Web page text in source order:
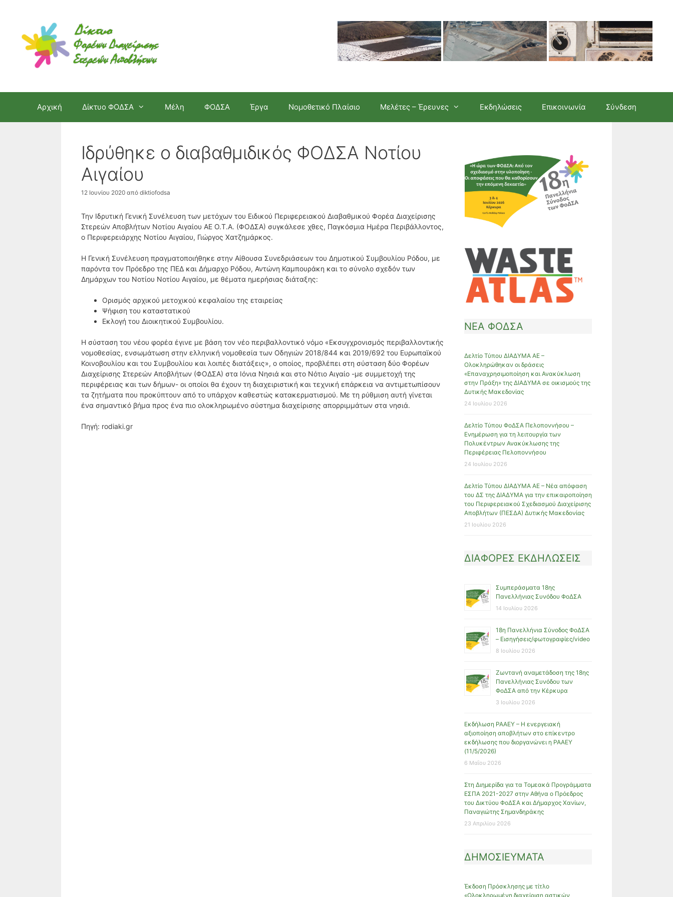
περιεχόμενο
Αρχική Δίκτυο ΦΟΔΣΑ Μέλη ΦΟΔΣΑ Έργα Νομοθετικό Πλαίσιο Μελέτες – Έρευνες Εκδηλώσεις Επικοινωνία Σύνδεση
Ιδρύθηκε ο διαβαθμιδικός ΦΟΔΣΑ Νοτίου
Αιγαίου
12 Ιουνίου 2020 από diktiofodsa
Την Ιδρυτική Γενική Συνέλευση των μετόχων του Ειδικού Περιφερειακού Διαβαθμικού Φορέα Διαχείρισης
Στερεών Αποβλήτων Νοτίου Αιγαίου ΑΕ Ο.Τ.Α. (ΦΟΔΣΑ) συγκάλεσε χθες, Παγκόσμια Ημέρα Περιβάλλοντος,
ο Περιφερειάρχης Νοτίου Αιγαίου, Γιώργος Χατζημάρκος.
Η Γενική Συνέλευση πραγματοποιήθηκε στην Αίθουσα Συνεδριάσεων του Δημοτικού Συμβουλίου Ρόδου, με
παρόντα τον Πρόεδρο της ΠΕΔ και Δήμαρχο Ρόδου, Αντώνη Καμπουράκη και το σύνολο σχεδόν των
Δημάρχων του Νοτίου Νοτίου Αιγαίου, με θέματα ημερήσιας διάταξης:
Ορισμός αρχικού μετοχικού κεφαλαίου της εταιρείας
Ψήφιση του καταστατικού
Εκλογή του Διοικητικού Συμβουλίου.
Η σύσταση του νέου φορέα έγινε με βάση τον νέο περιβαλλοντικό νόμο «Εκσυγχρονισμός περιβαλλοντικής
νομοθεσίας, ενσωμάτωση στην ελληνική νομοθεσία των Οδηγιών 2018/844 και 2019/692 του Ευρωπαϊκού
Κοινοβουλίου και του Συμβουλίου και λοιπές διατάξεις», ο οποίος, προβλέπει στη σύσταση δύο Φορέων
Διαχείρισης Στερεών Αποβλήτων (ΦΟΔΣΑ) στα Ιόνια Νησιά και στο Νότιο Αιγαίο -με συμμετοχή της
περιφέρειας και των δήμων- οι οποίοι θα έχουν τη διαχειριστική και τεχνική επάρκεια να αντιμετωπίσουν
τα ζητήματα που προκύπτουν από το υπάρχον καθεστώς κατακερματισμού. Με τη ρύθμιση αυτή γίνεται
ένα σημαντικό βήμα προς ένα πιο ολοκληρωμένο σύστημα διαχείρισης απορριμμάτων στα νησιά.
Πηγή: rodiaki.gr
ΝΕΑ ΦΟΔΣΑ
Δελτίο Τύπου ΔΙΑΔΥΜΑ ΑΕ –
Ολοκληρώθηκαν οι δράσεις
«Επαναχρησιμοποίηση και Ανακύκλωση
στην Πράξη» της ΔΙΑΔΥΜΑ σε οικισμούς της
Δυτικής Μακεδονίας
24 Ιουλίου 2026
Δελτίο Τύπου ΦοΔΣΑ Πελοποννήσου –
Ενημέρωση για τη λειτουργία των
Πολυκέντρων Ανακύκλωσης της
Περιφέρειας Πελοποννήσου
24 Ιουλίου 2026
Δελτίο Τύπου ΔΙΑΔΥΜΑ ΑΕ – Νέα απόφαση
του ΔΣ της ΔΙΑΔΥΜΑ για την επικαιροποίηση
του Περιφερειακού Σχεδιασμού Διαχείρισης
Αποβλήτων (ΠΕΣΔΑ) Δυτικής Μακεδονίας
21 Ιουλίου 2026
ΔΙΑΦΟΡΕΣ ΕΚΔΗΛΩΣΕΙΣ
Συμπεράσματα 18ης
Πανελλήνιας Συνόδου ΦοΔΣΑ
14 Ιουλίου 2026
18η Πανελλήνια Σύνοδος ΦοΔΣΑ
– Εισηγήσεις/φωτογραφίες/video
8 Ιουλίου 2026
Ζωντανή αναμετάδοση της 18ης
Πανελλήνιας Συνόδου των
ΦοΔΣΑ από την Κέρκυρα
3 Ιουλίου 2026
Εκδήλωση ΡΑΑΕΥ – Η ενεργειακή
αξιοποίηση αποβλήτων στο επίκεντρο
εκδήλωσης που διοργανώνει η ΡΑΑΕΥ
(11/5/2026)
6 Μαΐου 2026
Στη Διημερίδα για τα Τομεακά Προγράμματα
ΕΣΠΑ 2021-2027 στην Αθήνα ο Πρόεδρος
του Δικτύου ΦοΔΣΑ και Δήμαρχος Χανίων,
Παναγιώτης Σημανδηράκης
23 Απριλίου 2026
ΔΗΜΟΣΙΕΥΜΑΤΑ
Έκδοση Πρόσκλησης με τίτλο
«Ολοκληρωμένη διαχείριση αστικών